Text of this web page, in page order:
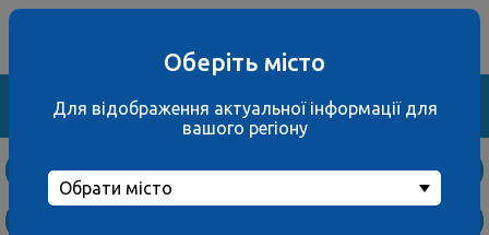
Знайти
та ціни
Підготовка
Адреси
Оберіть місто
Для відображення актуальної інформації для
вашого регіону
Обрати місто